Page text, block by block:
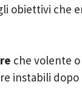
obiettivi che
che volente
instabili